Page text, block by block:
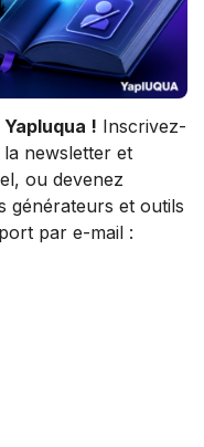
! Inscrivez-
newsletter et
ou devenez
générateurs et outils
par e-mail :